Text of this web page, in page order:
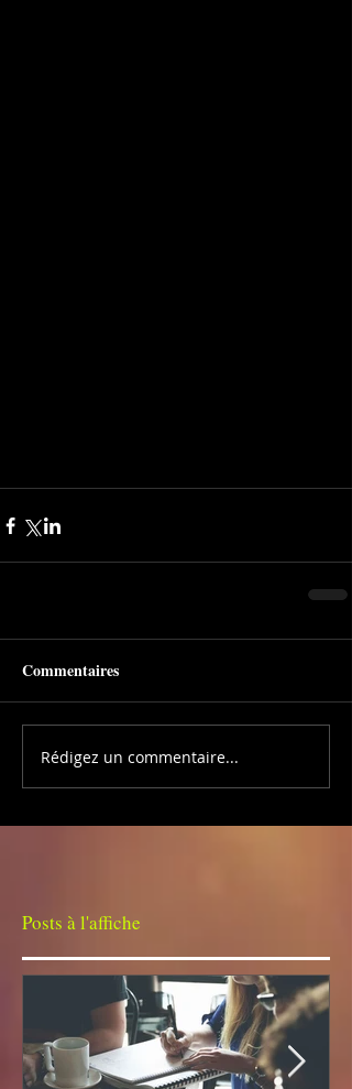
Commentaires
Rédigez un commentaire...
Posts à l'affiche